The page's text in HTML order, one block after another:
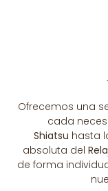
Ofrecemos una
cada
Shiatsu hasta
absoluta del
de forma